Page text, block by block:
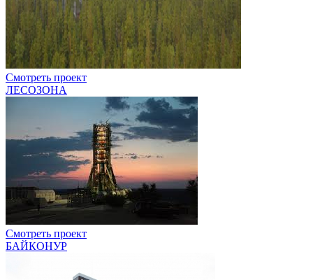
Смотреть проект
ЛЕСОЗОНА
Смотреть проект
БАЙКОНУР